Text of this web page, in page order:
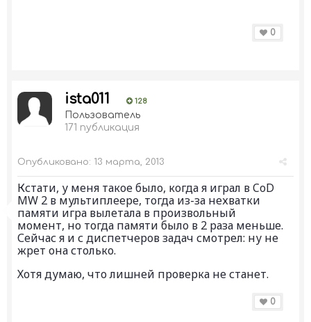
0
ista011 128
Пользователь
171 публикация
Опубликовано: 13 марта, 2013
Кстати, у меня такое было, когда я играл в CoD
MW 2 в мультиплеере, тогда из-за нехватки
памяти игра вылетала в произвольный
момент, но тогда памяти было в 2 раза меньше.
Сейчас я и с диспетчеров задач смотрел: ну не
жрет она столько.
Хотя думаю, что лишней проверка не станет.
0